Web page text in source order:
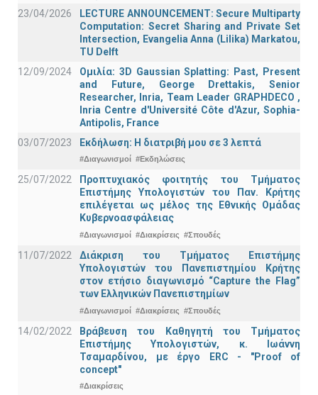
23/04/2026
LECTURE ANNOUNCEMENT: Secure Multiparty
Computation: Secret Sharing and Private Set
Intersection, Evangelia Anna (Lilika) Markatou,
TU Delft
12/09/2024
Ομιλία: 3D Gaussian Splatting: Past, Present
and Future, George Drettakis, Senior
Researcher, Inria, Team Leader GRAPHDECO ,
Inria Centre d'Université Côte d'Azur, Sophia-
Antipolis, France
03/07/2023
Εκδήλωση: Η διατριβή μου σε 3 λεπτά
#Διαγωνισμοί #Εκδηλώσεις
25/07/2022
Προπτυχιακός φοιτητής του Τμήματος
Επιστήμης Υπολογιστών του Παν. Κρήτης
επιλέγεται ως μέλος της Εθνικής Ομάδας
Κυβερνοασφάλειας
#Διαγωνισμοί #Διακρίσεις #Σπουδές
11/07/2022
Διάκριση του Τμήματος Επιστήμης
Υπολογιστών του Πανεπιστημίου Κρήτης
στον ετήσιο διαγωνισμό “Capture the Flag”
των Ελληνικών Πανεπιστημίων
#Διαγωνισμοί #Διακρίσεις #Σπουδές
14/02/2022
Βράβευση του Καθηγητή του Τμήματος
Επιστήμης Υπολογιστών, κ. Ιωάννη
Τσαμαρδίνου, με έργο ERC - "Proof of
concept"
#Διακρίσεις